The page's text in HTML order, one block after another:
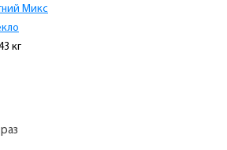
Микс
кг